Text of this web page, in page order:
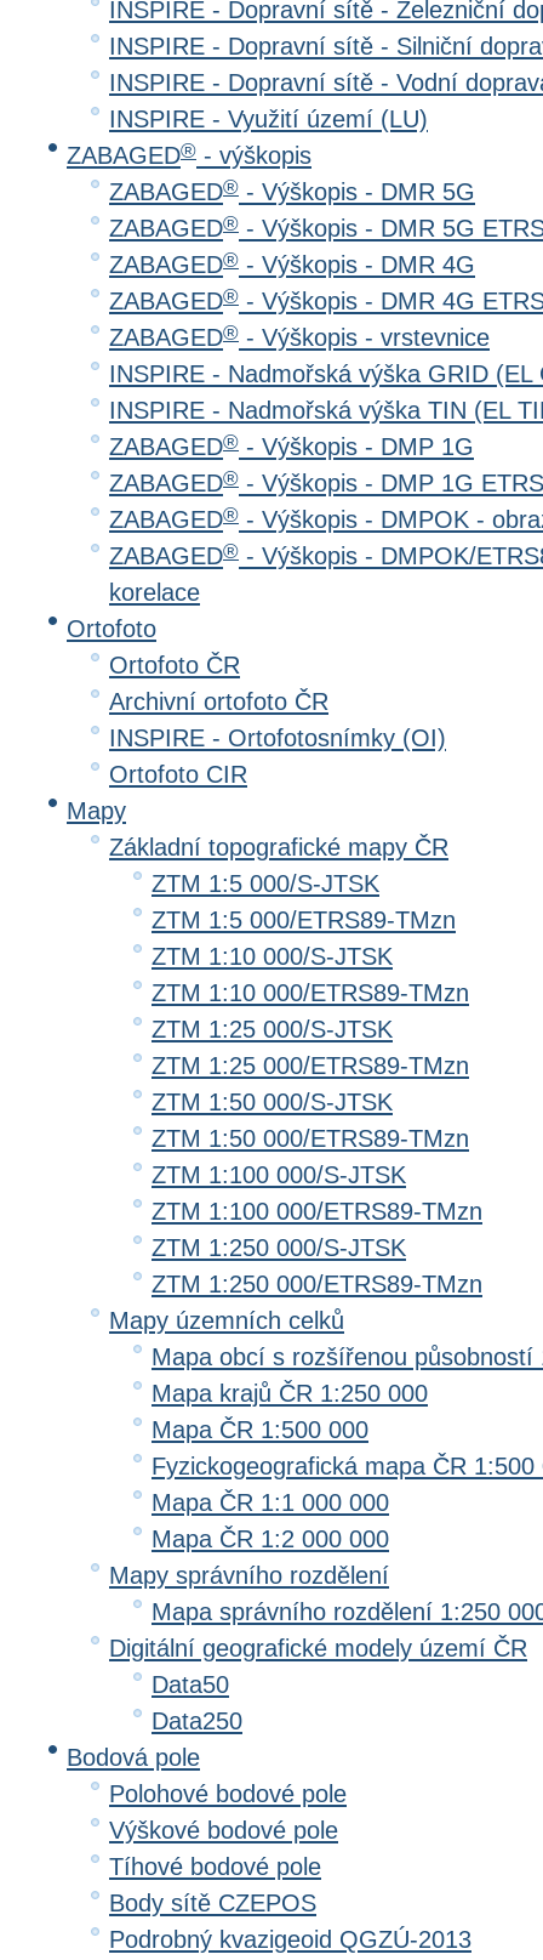
INSPIRE - Dopravní sítě - Železniční
INSPIRE - Dopravní sítě - Silniční
INSPIRE - Dopravní sítě - Vodní
INSPIRE - Využití území (LU)
ZABAGED® - výškopis
ZABAGED® - Výškopis - DMR 5G
ZABAGED® - Výškopis - DMR 5G
ZABAGED® - Výškopis - DMR 4G
ZABAGED® - Výškopis - DMR 4G
ZABAGED® - Výškopis - vrstevnice
INSPIRE - Nadmořská výška GRID (EL
INSPIRE - Nadmořská výška TIN (EL
ZABAGED® - Výškopis - DMP 1G
ZABAGED® - Výškopis - DMP 1G
ZABAGED® - Výškopis - DMPOK -
ZABAGED® - Výškopis - DMPOK/
korelace
Ortofoto
Ortofoto ČR
Archivní ortofoto ČR
INSPIRE - Ortofotosnímky (OI)
Ortofoto CIR
Mapy
Základní topografické mapy ČR
ZTM 1:5 000/S-JTSK
ZTM 1:5 000/ETRS89-TMzn
ZTM 1:10 000/S-JTSK
ZTM 1:10 000/ETRS89-TMzn
ZTM 1:25 000/S-JTSK
ZTM 1:25 000/ETRS89-TMzn
ZTM 1:50 000/S-JTSK
ZTM 1:50 000/ETRS89-TMzn
ZTM 1:100 000/S-JTSK
ZTM 1:100 000/ETRS89-TMzn
ZTM 1:250 000/S-JTSK
ZTM 1:250 000/ETRS89-TMzn
Mapy územních celků
Mapa obcí s rozšířenou působností
Mapa krajů ČR 1:250 000
Mapa ČR 1:500 000
Fyzickogeografická mapa ČR 1:500
Mapa ČR 1:1 000 000
Mapa ČR 1:2 000 000
Mapy správního rozdělení
Mapa správního rozdělení 1:250
Digitální geografické modely území ČR
Data50
Data250
Bodová pole
Polohové bodové pole
Výškové bodové pole
Tíhové bodové pole
Body sítě CZEPOS
Podrobný kvazigeoid QGZÚ-2013